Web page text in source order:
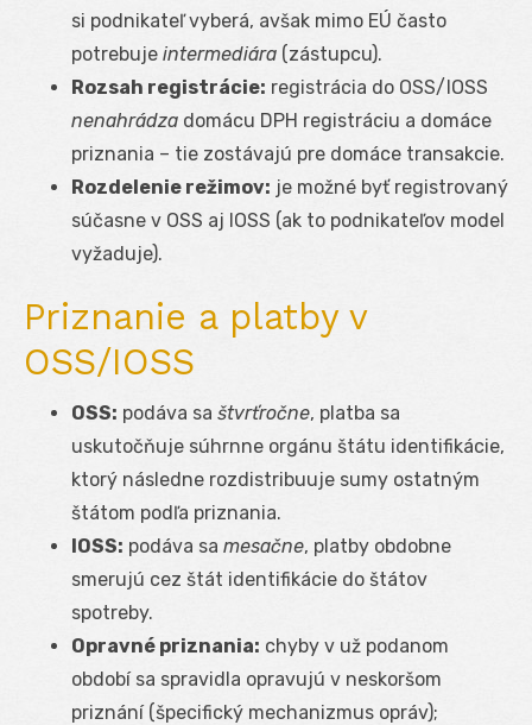
si podnikateľ vyberá, avšak mimo EÚ často
potrebuje intermediára (zástupcu).
Rozsah registrácie: registrácia do OSS/IOSS
nenahrádza domácu DPH registráciu a domáce
priznania – tie zostávajú pre domáce transakcie.
Rozdelenie režimov: je možné byť registrovaný
súčasne v OSS aj IOSS (ak to podnikateľov model
vyžaduje).
Priznanie a platby v
OSS/IOSS
OSS: podáva sa štvrťročne, platba sa
uskutočňuje súhrnne orgánu štátu identifikácie,
ktorý následne rozdistribuuje sumy ostatným
štátom podľa priznania.
IOSS: podáva sa mesačne, platby obdobne
smerujú cez štát identifikácie do štátov
spotreby.
Opravné priznania: chyby v už podanom
období sa spravidla opravujú v neskoršom
priznání (špecifický mechanizmus opráv);